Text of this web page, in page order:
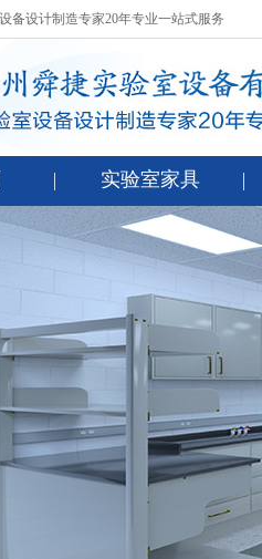
备设计制造专家20年专业一站式服务
实验室家具